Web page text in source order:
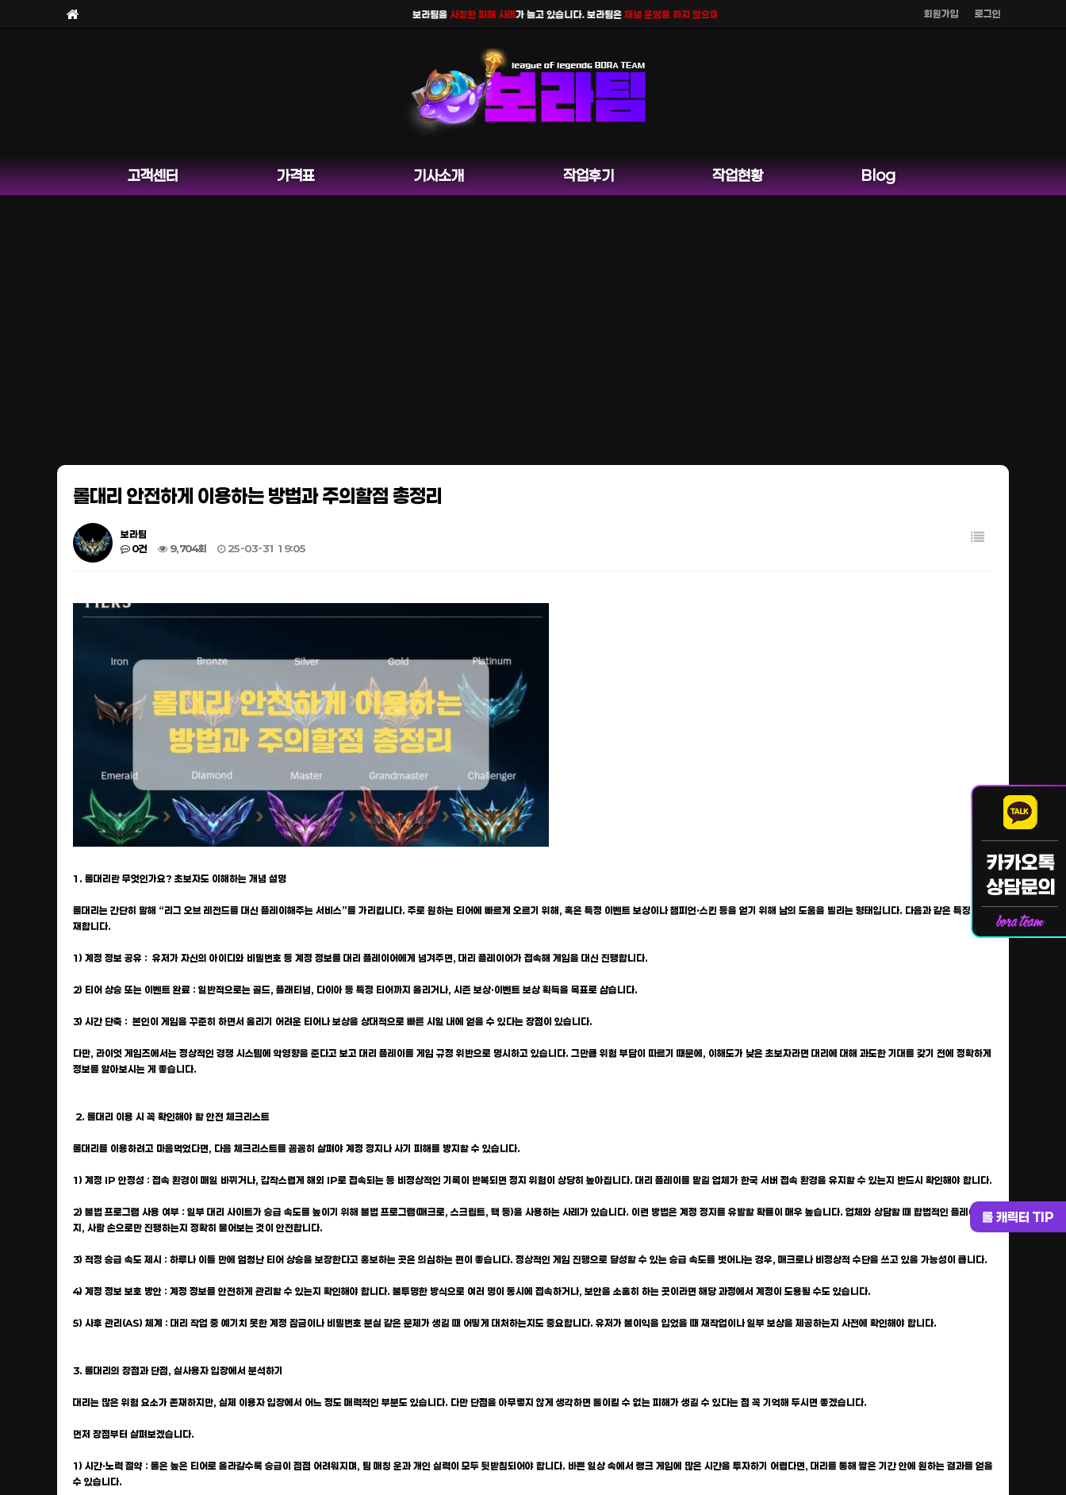
회원가입 로그인
보라팀을사칭한 피해 사례가 늘고 있습니다. 보라팀은채널 운영을 하지 않으며공식 홈페이지 카카오톡 외 다른 채팅은 운영하지 않습니다.
롤 캐릭터 TIP
고객센터 가격표 기사소개 작업후기 작업현황 Blog
롤대리 안전하게 이용하는 방법과 주의할점 총정리
보라팀
0건
9,704회 25-03-31 19:05
1. 롤대리란 무엇인가요? 초보자도 이해하는 개념 설명
롤대리는 간단히 말해 “리그 오브 레전드를 대신 플레이해주는 서비스”를 가리킵니다. 주로 원하는 티어에 빠르게 오르기 위해, 혹은 특정 이벤트 보상이나 챔피언·스킨 등을 얻기 위해 남의 도움을 빌리는 형태입니다. 다음과 같은 특징이 존
재합니다.
1) 계정 정보 공유 : 유저가 자신의 아이디와 비밀번호 등 계정 정보를 대리 플레이어에게 넘겨주면, 대리 플레이어가 접속해 게임을 대신 진행합니다.
2) 티어 상승 또는 이벤트 완료 : 일반적으로는 골드, 플래티넘, 다이아 등 특정 티어까지 올리거나, 시즌 보상·이벤트 보상 획득을 목표로 삼습니다.
3) 시간 단축 : 본인이 게임을 꾸준히 하면서 올리기 어려운 티어나 보상을 상대적으로 빠른 시일 내에 얻을 수 있다는 장점이 있습니다.
다만, 라이엇 게임즈에서는 정상적인 경쟁 시스템에 악영향을 준다고 보고 대리 플레이를 게임 규정 위반으로 명시하고 있습니다. 그만큼 위험 부담이 따르기 때문에, 이해도가 낮은 초보자라면 대리에 대해 과도한 기대를 갖기 전에 정확하게
정보를 알아보시는 게 좋습니다.
2. 롤대리 이용 시 꼭 확인해야 할 안전 체크리스트
롤대리를 이용하려고 마음먹었다면, 다음 체크리스트를 꼼꼼히 살펴야 계정 정지나 사기 피해를 방지할 수 있습니다.
1) 계정 IP 안정성 : 접속 환경이 매일 바뀌거나, 갑작스럽게 해외 IP로 접속되는 등 비정상적인 기록이 반복되면 정지 위험이 상당히 높아집니다. 대리 플레이를 맡길 업체가 한국 서버 접속 환경을 유지할 수 있는지 반드시 확인해야 합니다.
2) 불법 프로그램 사용 여부 : 일부 대리 사이트가 승급 속도를 높이기 위해 불법 프로그램(매크로, 스크립트, 핵 등)을 사용하는 사례가 있습니다. 이런 방법은 계정 정지를 유발할 확률이 매우 높습니다. 업체와 상담할 때 합법적인 플레이인
지, 사람 손으로만 진행하는지 정확히 물어보는 것이 안전합니다.
3) 적정 승급 속도 제시 : 하루나 이틀 만에 엄청난 티어 상승을 보장한다고 홍보하는 곳은 의심하는 편이 좋습니다. 정상적인 게임 진행으로 달성할 수 있는 승급 속도를 벗어나는 경우, 매크로나 비정상적 수단을 쓰고 있을 가능성이 큽니다.
4) 계정 정보 보호 방안 : 계정 정보를 안전하게 관리할 수 있는지 확인해야 합니다. 불투명한 방식으로 여러 명이 동시에 접속하거나, 보안을 소홀히 하는 곳이라면 해당 과정에서 계정이 도용될 수도 있습니다.
5) 사후 관리(AS) 체계 : 대리 작업 중 예기치 못한 계정 잠금이나 비밀번호 분실 같은 문제가 생길 때 어떻게 대처하는지도 중요합니다. 유저가 불이익을 입었을 때 재작업이나 일부 보상을 제공하는지 사전에 확인해야 합니다.
3. 롤대리의 장점과 단점, 실사용자 입장에서 분석하기
대리는 많은 위험 요소가 존재하지만, 실제 이용자 입장에서 어느 정도 매력적인 부분도 있습니다. 다만 단점을 아무렇지 않게 생각하면 돌이킬 수 없는 피해가 생길 수 있다는 점 꼭 기억해 두시면 좋겠습니다.
먼저 장점부터 살펴보겠습니다.
1) 시간·노력 절약 : 롤은 높은 티어로 올라갈수록 승급이 점점 어려워지며, 팀 매칭 운과 개인 실력이 모두 뒷받침되어야 합니다. 바쁜 일상 속에서 랭크 게임에 많은 시간을 투자하기 어렵다면, 대리를 통해 짧은 기간 안에 원하는 결과를 얻을
수 있습니다.